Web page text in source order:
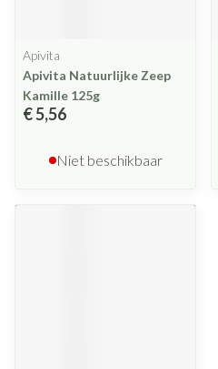
Apivita
Apivita Natuurlijke Zeep
Kamille 125g
€ 5,56
Niet beschikbaar